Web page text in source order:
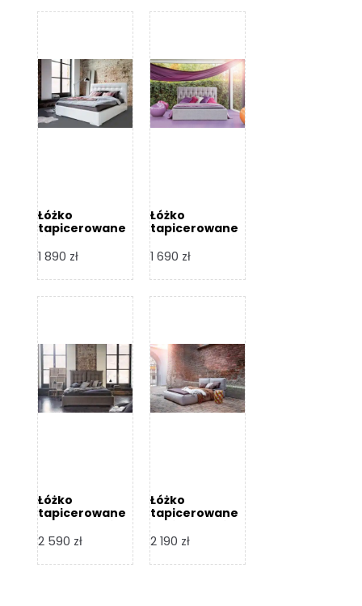
Łóżko
tapicerowane
Design
1 890 zł
Łóżko
tapicerowane
Design
1 690 zł
Łóżko
tapicerowane
Design
2 590 zł
Łóżko
tapicerowane
Design
2 190 zł